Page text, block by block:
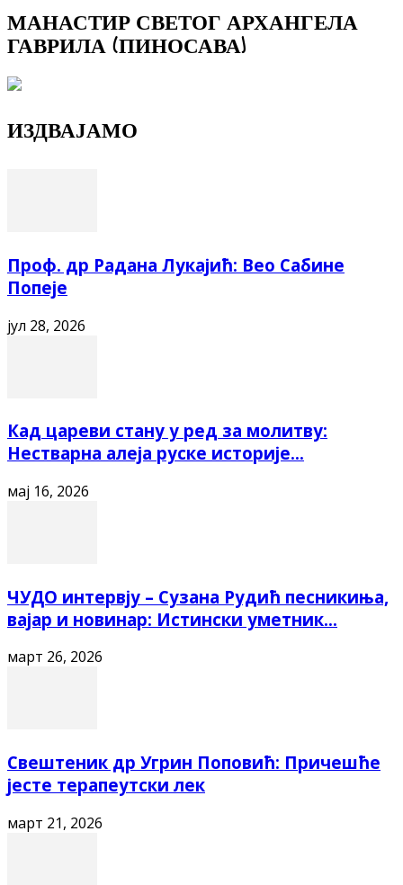
МАНАСТИР СВЕТОГ АРХАНГЕЛА
ГАВРИЛА (ПИНОСАВА)
ИЗДВАЈАМО
Проф. др Радана Лукајић: Вео Сабине
Попеје
јул 28, 2026
Кад цареви стану у ред за молитву:
Нестварна алеја руске историје...
мај 16, 2026
ЧУДО интервју – Сузана Рудић песникиња,
вајар и новинар: Истински уметник...
март 26, 2026
Свештеник др Угрин Поповић: Причешће
јесте терапеутски лек
март 21, 2026